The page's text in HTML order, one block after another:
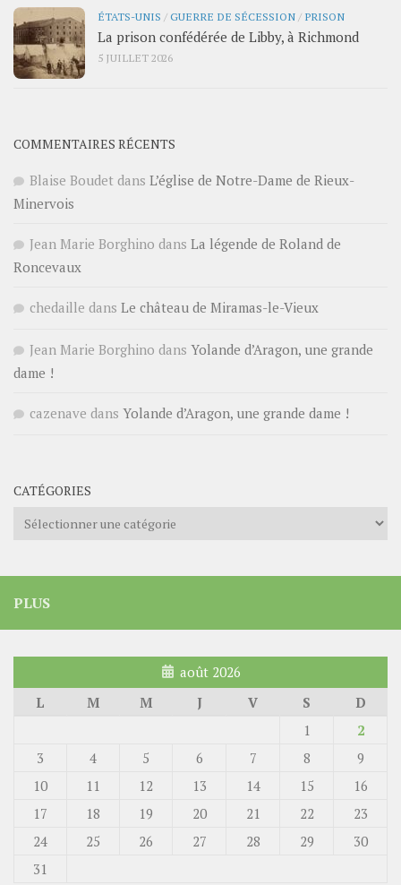
ÉTATS-UNIS /GUERRE DE SÉCESSION/ PRISON
La prison confédérée de Libby, à Richmond
5 JUILLET 2026
COMMENTAIRES RÉCENTS
Blaise Boudet dans L’église de Notre-Dame de Rieux-
Minervois
Jean Marie Borghino dans La légende de Roland de
Roncevaux
chedaille dans Le château de Miramas-le-Vieux
Jean Marie Borghino dans Yolande d’Aragon, une grande
dame !
cazenave dans Yolande d’Aragon, une grande dame !
CATÉGORIES
Catégories
PLUS
août 2026
L
M M J V S
D
1
2
3
4 5 6 7 8
9
10
11 12 13 14 15
16
17
18 19 20 21 22
23
24
25 26 27 28 29
30
31